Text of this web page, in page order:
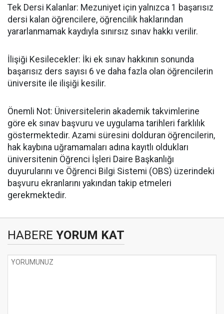
​Tek Dersi Kalanlar: Mezuniyet için yalnızca 1 başarısız
dersi kalan öğrencilere, öğrencilik haklarından
yararlanmamak kaydıyla sınırsız sınav hakkı verilir.
​İlişiği Kesilecekler: İki ek sınav hakkının sonunda
başarısız ders sayısı 6 ve daha fazla olan öğrencilerin
üniversite ile ilişiği kesilir.
​Önemli Not: Üniversitelerin akademik takvimlerine
göre ek sınav başvuru ve uygulama tarihleri farklılık
göstermektedir. Azami süresini dolduran öğrencilerin,
hak kaybına uğramamaları adına kayıtlı oldukları
üniversitenin Öğrenci İşleri Daire Başkanlığı
duyurularını ve Öğrenci Bilgi Sistemi (OBS) üzerindeki
başvuru ekranlarını yakından takip etmeleri
gerekmektedir.
HABERE YORUM KAT